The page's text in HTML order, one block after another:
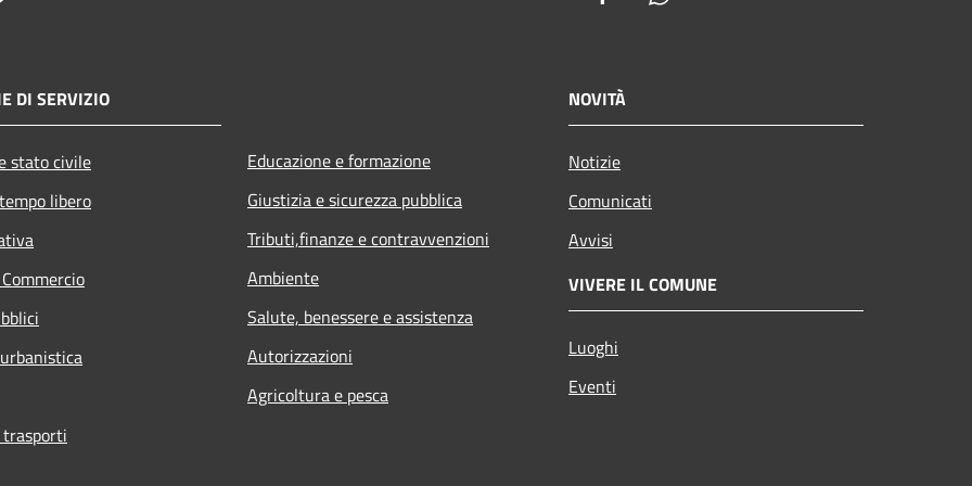
DI SERVIZIO
stato civile
libero
Educazione e formazione
Giustizia e sicurezza pubblica
Tributi,finanze e contravvenzioni
Ambiente
Salute, benessere e assistenza
Autorizzazioni
Agricoltura e pesca
NOVITÀ
Notizie
Comunicati
Avvisi
VIVERE IL COMUNE
Luoghi
Eventi